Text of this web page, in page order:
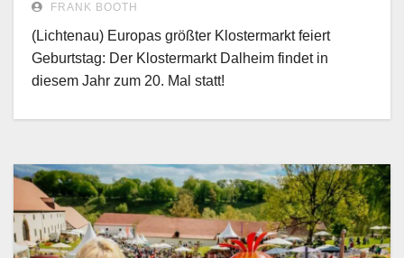
FRANK BOOTH
(Lichtenau) Europas größter Klostermarkt feiert
Geburtstag: Der Klostermarkt Dalheim findet in
diesem Jahr zum 20. Mal statt!